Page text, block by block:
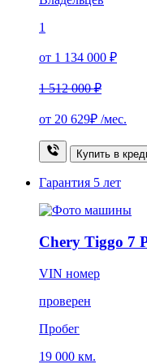
1
от 1 134 000 ₽
1 512 000 ₽
от 20 629₽ /мес.
Купить в
Гарантия 5 лет
Chery Tiggo 7
VIN номер
проверен
Пробег
19 000 км.